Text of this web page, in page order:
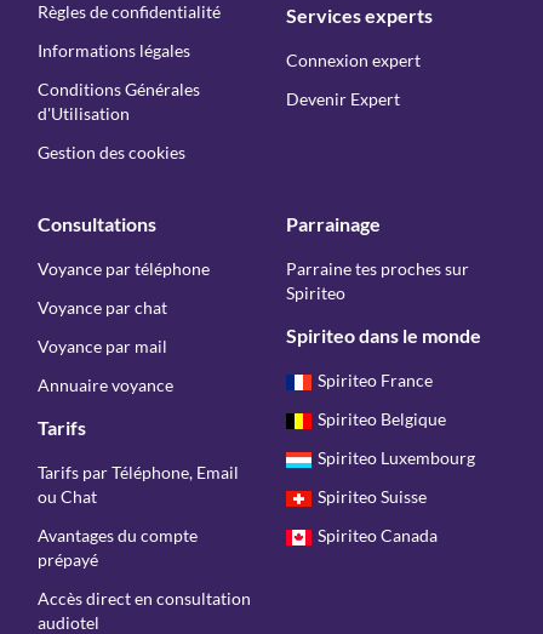
Règles de confidentialité
Informations légales
Conditions Générales
d'Utilisation
Gestion des cookies
Services experts
Connexion expert
Devenir Expert
Consultations
Voyance par téléphone
Voyance par chat
Voyance par mail
Annuaire voyance
Tarifs
Tarifs par Téléphone, Email
ou Chat
Avantages du compte
prépayé
Accès direct en consultation
audiotel
Parrainage
Parraine tes proches sur
Spiriteo
Spiriteo dans le monde
Spiriteo France
Spiriteo Belgique
Spiriteo Luxembourg
Spiriteo Suisse
Spiriteo Canada